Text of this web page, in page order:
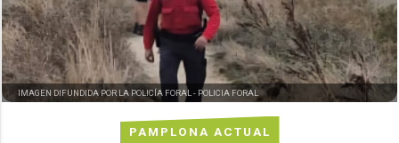
PAMPLONA ACTUAL
IMAGEN DIFUNDIDA POR LA POLICÍA FORAL - POLICIA FORAL